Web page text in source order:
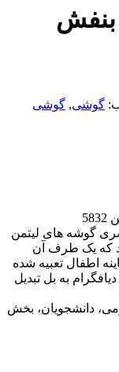
(Littmann) کلاسیک 3 بنفش
گوشی, گوشی
گوشه های لیتمن
که یک طرف آن
اطفال تعبیه شده
به بل تبدیل
دانشجویان، بخش